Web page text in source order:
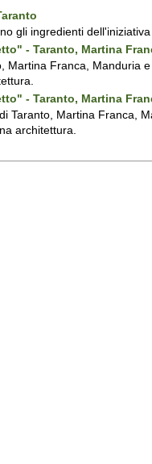
gli ingredienti
- Taranto, Martina
Martina Franca, Manduria
- Taranto, Martina
Taranto, Martina Franca,
architettura.